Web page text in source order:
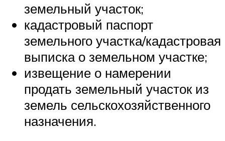
земельный участок;
кадастровый паспорт
земельного участка/кадастровая
выписка о земельном участке;
извещение о намерении
продать земельный участок из
земель сельскохозяйственного
назначения.